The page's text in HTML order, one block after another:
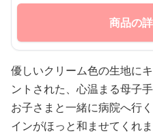
商品の
優しいクリーム色の生地に
ントされた、心温まる母子
お子さまと一緒に病院へ行
インがほっと和ませてくれま